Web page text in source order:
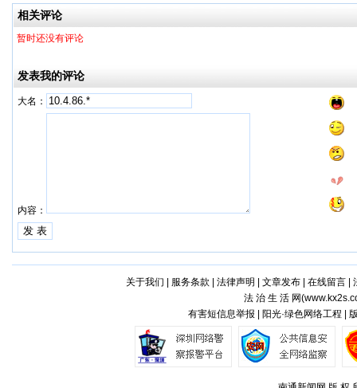
相关评论
暂时还没有评论
发表我的评论
大名：
内容：
关于我们 服务条款 法律声明 文章发布| 在线留言|
法 治 生 活 网(
有害短信息举报 | 阳光·绿色网络工程 |